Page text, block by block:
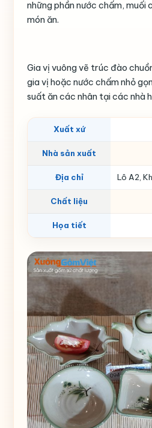
những phần nước chấm, muối
món ăn.
Gia vị vuông vẽ trúc đào
gia vị hoặc nước chấm nhỏ
suất ăn các nhân tại các nhà
Xuất xứ
Nhà sản xuất
Địa chỉ Lô A2,
Chất liệu
Họa tiết
Màu sắc họa tiết
Màu men